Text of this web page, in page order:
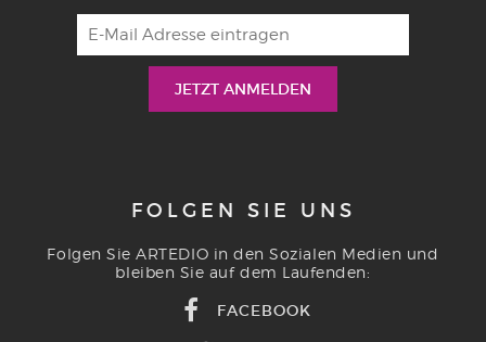
FOLGEN SIE UNS
Folgen Sie ARTEDIO in den Sozialen Medien und
bleiben Sie auf dem Laufenden:
FACEBOOK